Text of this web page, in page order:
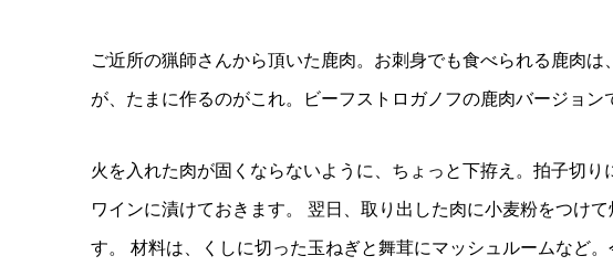
ご近所の猟師さんから頂いた鹿肉。お刺身でも食べられる鹿肉
が、たまに作るのがこれ。ビーフストロガノフの鹿肉バージョン
火を入れた肉が固くならないように、ちょっと下拵え。拍子切
ワインに漬けておきます。 翌日、取り出した肉に小麦粉をつけ
す。 材料は、くしに切った玉ねぎと舞茸にマッシュルームなど。